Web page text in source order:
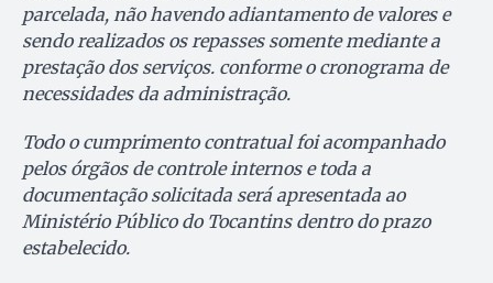
parcelada, não havendo adiantamento de valores e
sendo realizados os repasses somente mediante a
prestação dos serviços. conforme o cronograma de
necessidades da administração.
Todo o cumprimento contratual foi acompanhado
pelos órgãos de controle internos e toda a
documentação solicitada será apresentada ao
Ministério Público do Tocantins dentro do prazo
estabelecido.